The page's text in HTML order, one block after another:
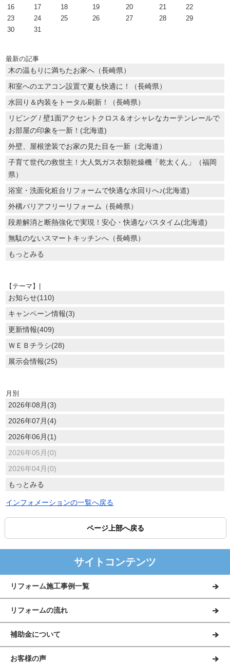
16
17 18 19 20 21
22
23
24 25 26 27 28
29
30
31
最新の記事
木の温もりに満ちたお家へ（長崎県）
和室へのエアコン設置で夏も快適に！（長崎県）
水回り＆内装をトータル刷新！（長崎県）
リビング / 壁1面アクセントクロス＆オシャレなカーテンレールで
お部屋の印象を一新！(北海道)
外壁、屋根塗装でお家の見た目を一新（北海道）
子育て世代の救世主！大人気ガス衣類乾燥機「乾太くん」（福岡
県）
浴室・洗面化粧台リフォームで快適な水回りへ♪(北海道)
外構バリアフリーリフォーム（長崎県）
段差解消と断熱強化で実現！安心・快適なバスタイム(北海道)
無駄のないスマートキッチンへ（長崎県）
もっとみる
【テーマ】|
お知らせ(110)
キャンペーン情報(3)
更新情報(409)
ＷＥＢチラシ(28)
展示会情報(25)
月別
2026年08月(3)
2026年07月(4)
2026年06月(1)
2026年05月(0)
2026年04月(0)
もっとみる
インフォメーションの一覧へ戻る
ページ上部へ戻る
サイトコンテンツ
リフォーム施工事例一覧
リフォームの流れ
補助金について
お客様の声